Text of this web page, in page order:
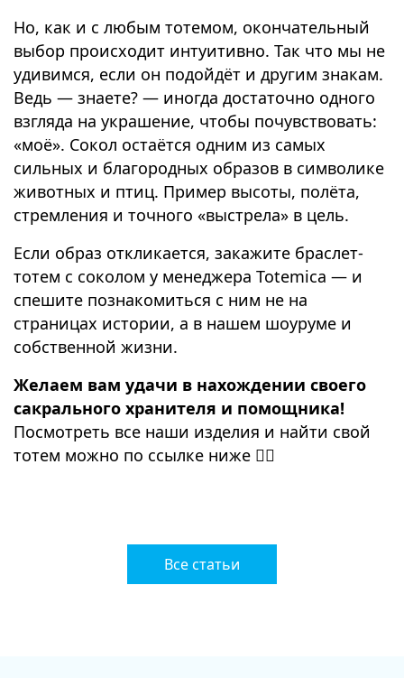
Но, как и с любым тотемом, окончательный
выбор происходит интуитивно. Так что мы не
удивимся, если он подойдёт и другим знакам.
Ведь — знаете? — иногда достаточно одного
взгляда на украшение, чтобы почувствовать:
«моё». Сокол остаётся одним из самых
сильных и благородных образов в символике
животных и птиц. Пример высоты, полёта,
стремления и точного «выстрела» в цель.
Если образ откликается, закажите браслет-
тотем с соколом у менеджера Totemica — и
спешите познакомиться с ним не на
страницах истории, а в нашем шоуруме и
собственной жизни.
Желаем вам удачи в нахождении своего
сакрального хранителя и помощника!
Посмотреть все наши изделия и найти свой
тотем можно по ссылке ниже 👇🏻
Все статьи